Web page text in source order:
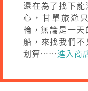
還在為了找下
心，甘單旅遊
輪，無論是一天
船，來找我們
划算⋯⋯進入商